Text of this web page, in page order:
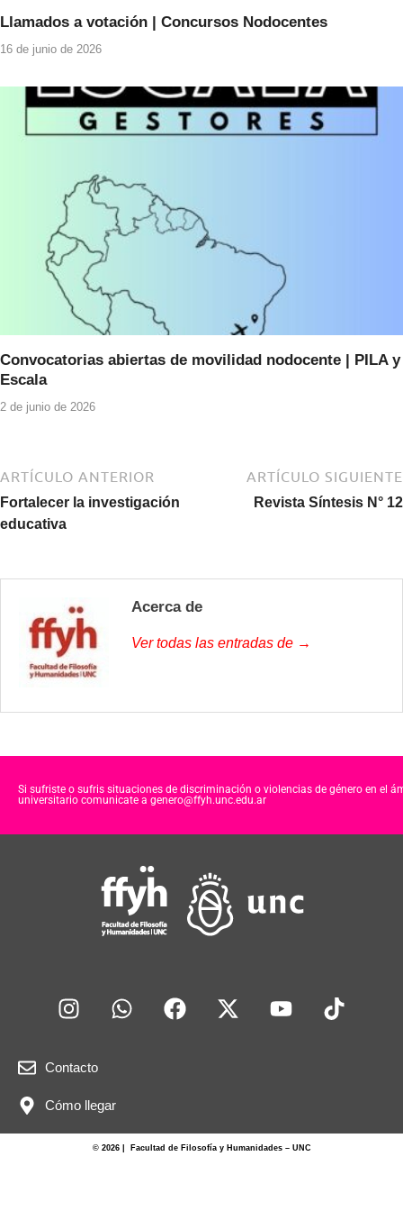
Llamados a votación | Concursos Nodocentes
16 de junio de 2026
Convocatorias abiertas de movilidad nodocente | PILA y
Escala
2 de junio de 2026
ARTÍCULO ANTERIOR
Fortalecer la investigación
educativa
ARTÍCULO SIGUIENTE
Revista Síntesis N° 12
Acerca de
Ver todas las entradas de →
Si sufriste o sufris situaciones de discriminación o violencias de género en el
universitario comunicate a genero@ffyh.unc.edu.ar
Contacto
Cómo llegar
© 2026 | Facultad de Filosofía y Humanidades – UNC